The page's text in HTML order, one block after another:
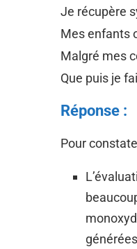
Je récupère
Mes enfants
Malgré mes
Que puis je
Réponse :
Pour